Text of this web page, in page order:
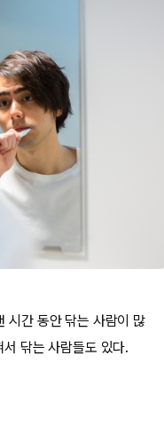
시간 동안 닦는 사람이 많
닦는 사람들도 있다.